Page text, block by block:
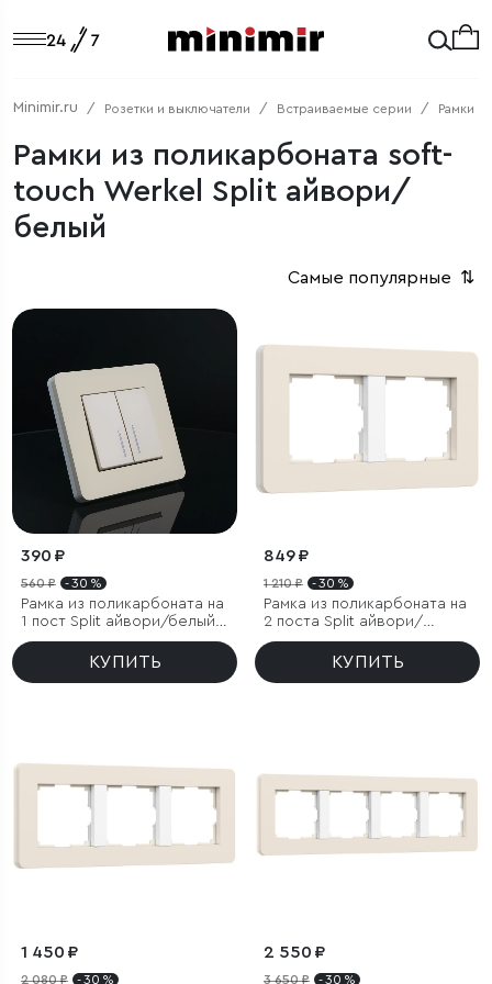
Minimir.ru Розетки и выключатели Встраиваемые серии Рамки
Рамки из поликарбоната soft-
touch Werkel Split айвори/
белый
Самые популярные ⇅
390 ₽
560 ₽ - 30 %
Рамка из поликарбоната на
1 пост Split айвори/белый,
soft-touch
КУПИТЬ
849 ₽
1 210 ₽ - 30 %
Рамка из поликарбоната на
2 поста Split айвори/
белый, soft-touch
КУПИТЬ
1 450 ₽
2 080 ₽ - 30 %
2 550 ₽
3 650 ₽ - 30 %